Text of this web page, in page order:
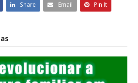
Share Email Pin It